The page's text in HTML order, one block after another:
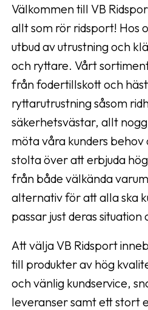
Välkommen till VB
allt som rör ridsport! Hos
utbud av utrustning och
och ryttare. Vårt
från fodertillskott och
ryttarutrustning såsom
säkerhetsvästar, allt
möta våra kunders
stolta över att erbjuda
från både välkända
alternativ för att alla ska
passar just deras situation
Att välja VB Ridsport
till produkter av hög
och vänlig kundservice,
leveranser samt ett stort